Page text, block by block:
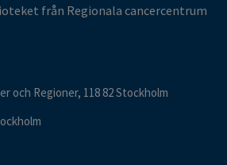
från Regionala cancercentrum
och Regioner, 118 82 Stockholm